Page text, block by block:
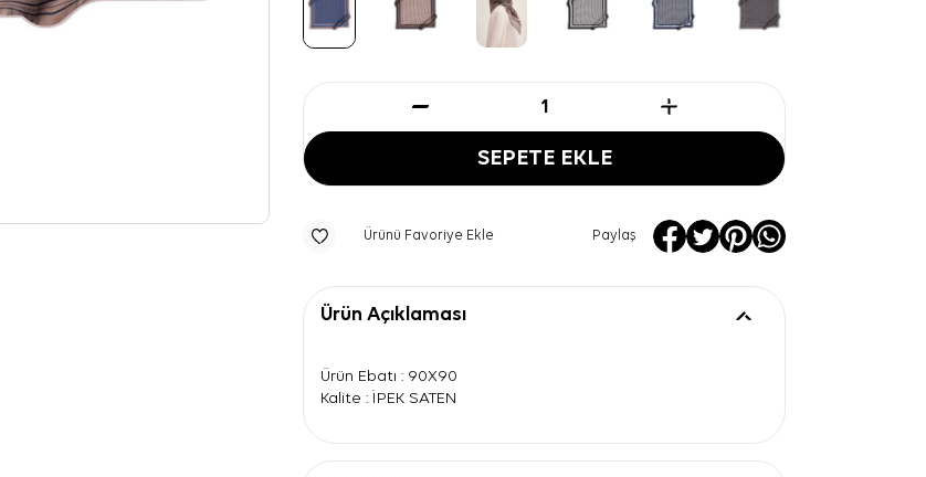
SEPETE EKLE
Ürünü Favoriye Ekle Paylaş
Ürün Açıklaması
Ürün Ebatı : 90X90
Kalite : İPEK SATEN